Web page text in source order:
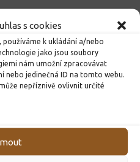
s cookies
používáme k ukládání a/nebo
jako jsou soubory
nám umožní zpracovávat
nebo jedinečná ID na tomto webu.
nepříznivě ovlivnit určité
Ústí nad Orlicí